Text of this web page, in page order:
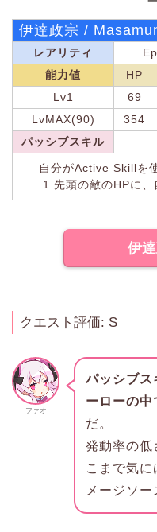
伊達政宗 /
レアリティ
能力値
HP
Lv1
69
LvMAX(90)
354
パッシブスキル
自分がActive Skillを
1.先頭の敵のHPに
伊
クエスト評価: S
ファオ
パッシブス
ーローの
だ。
発動率の低
こまで気
メージソー